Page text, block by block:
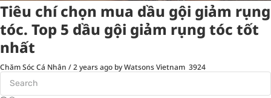
Tiêu chí chọn mua dầu gội giảm rụng
tóc. Top 5 dầu gội giảm rụng tóc tốt
nhất
Chăm Sóc Cá Nhân /2 years ago by Watsons Vietnam 3924